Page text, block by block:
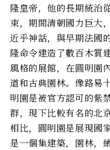
隆皇帝，他的長期統治
束，期間清朝國力巨大
近乎神話，與早期法國
隆命令建造了數百木質
風格的展館，在圓明園
道和古典園林。像路易
明園是被官方認可的紫
群，現下比較有名的北
相比，圓明園是展現國
是一個集建築，園林，